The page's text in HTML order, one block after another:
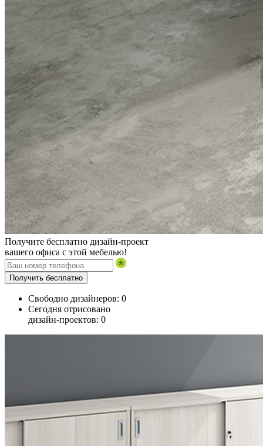
Получите бесплатно дизайн-проект
вашего офиса с этой мебелью!
Получить бесплатно
Свободно дизайнеров: 0
Сегодня отрисовано
дизайн-проектов: 0